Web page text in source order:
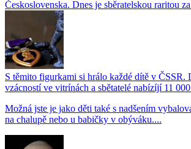
Československa. Dnes je sběratelskou raritou
S těmito figurkami si hrálo každé dítě v ČSSR.
vzácností ve vitrínách a sbětatelé nabízíjí 11
Možná jste je jako děti také s nadšením
na chalupě nebo u babičky v obýváku....